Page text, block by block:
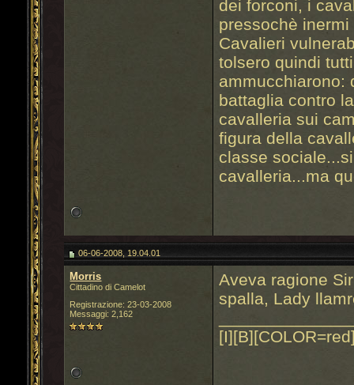
dei forconi, i
pressochè
Cavalieri
tolsero quindi
ammucchiarono:
battaglia contro
cavalleria sui
figura della
classe
cavalleria...ma
06-06-2008, 19.04.01
Morris
Cittadino di Camelot
Registrazione: 23-03-2008
Messaggi: 2,162
Aveva ragione
spalla, Lady